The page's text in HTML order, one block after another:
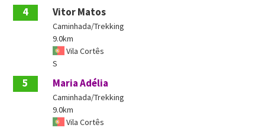
4 Vitor Matos
Caminhada/Trekking
9.0km
Vila Cortês
S
5 Maria Adélia
Caminhada/Trekking
9.0km
Vila Cortês